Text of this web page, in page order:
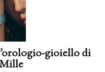
gioiello di
tre